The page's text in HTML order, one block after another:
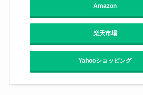
Amazon
楽天市場
Yahooショッピング